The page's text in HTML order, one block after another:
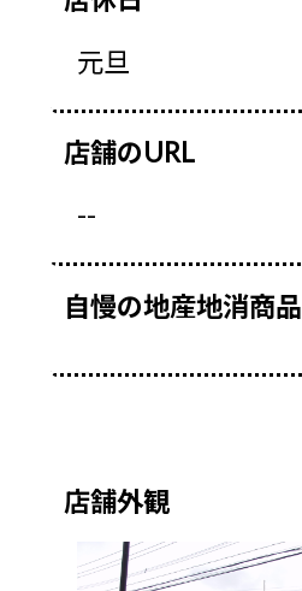
元旦
店舗のURL
--
自慢の地産地消商品
店舗外観